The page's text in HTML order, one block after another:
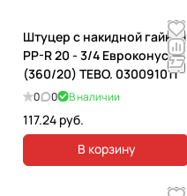
Штуцер с накидной гайкой
PP-R 20 - 3/4 Евроконус
(360/20) TEBO. 030091011
0 0 В наличии
117.24 руб.
В корзину